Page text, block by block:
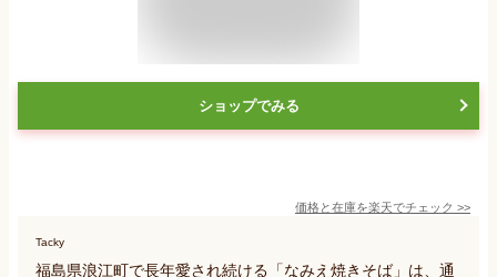
ショップでみる
価格と在庫を楽天でチェック >>
Tacky
福島県浪江町で長年愛され続ける「なみえ焼きそば」は、通